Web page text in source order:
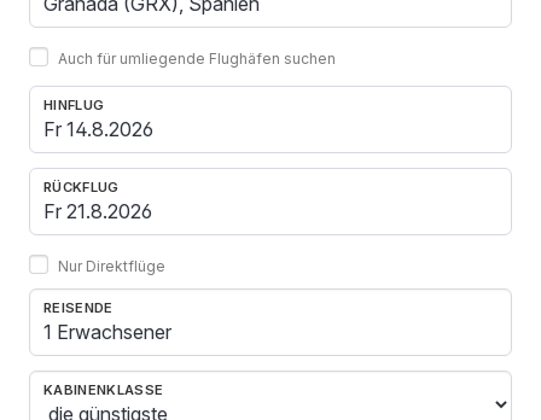
Auch für umliegende Flughäfen suchen
HINFLUG
RÜCKFLUG
Nur Direktflüge
REISENDE
1 Erwachsener
KABINENKLASSE